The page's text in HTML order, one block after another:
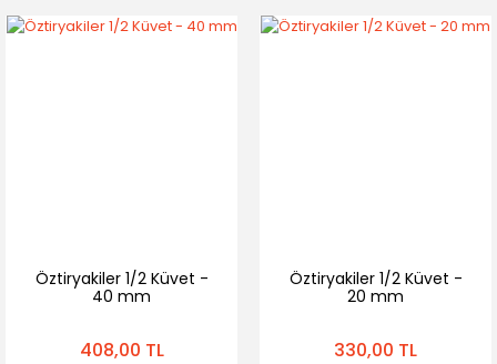
Öztiryakiler 1/2 Küvet -
40 mm
408,00 TL
Öztiryakiler 1/2 Küvet -
20 mm
330,00 TL